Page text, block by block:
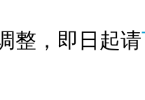
整，即日起请